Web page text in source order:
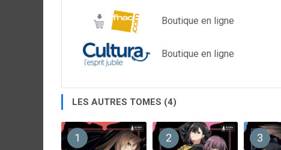
Boutique en ligne
Boutique en ligne
LES AUTRES TOMES (4)
1 2 3